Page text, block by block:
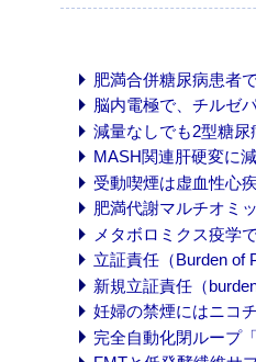
肥満合併糖尿病患者
脳内電極で、チルゼ
減量なしでも2型糖尿
MASH関連肝硬変に
受動喫煙は虚血性心
肥満代謝マルチオミ
メタボロミクス疫学
立証責任（Burden of
新規立証責任（
妊婦の禁煙にはニコ
完全自動化閉ループ